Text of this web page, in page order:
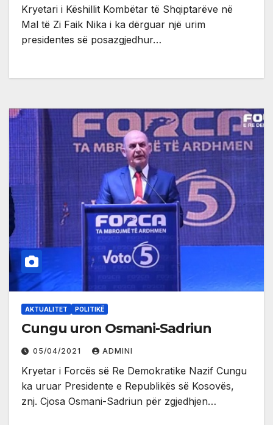
Kryetari i Këshillit Kombëtar të Shqiptarëve në
Mal të Zi Faik Nika i ka dërguar një urim
presidentes së posazgjedhur…
AKTUALITET POLITIKË
Cungu uron Osmani-Sadriun
05/04/2021 ADMINI
Kryetar i Forcës së Re Demokratike Nazif Cungu
ka uruar Presidente e Republikës së Kosovës,
znj. Cjosa Osmani-Sadriun për zgjedhjen…